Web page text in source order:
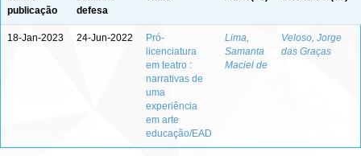
publicação
defesa
18-Jan-2023 24-Jun-2022
Pró-
licenciatura
em teatro :
narrativas de
uma
experiência
em arte
educação/EAD
Lima,
Samanta
Maciel de
Veloso, Jorge
das Graças